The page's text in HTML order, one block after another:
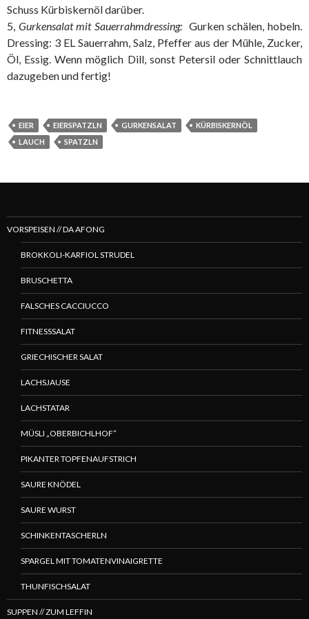
Schuss Kürbiskernöl darüber.
5, Gurkensalat mit Sauerrahmdressing: Gurken schälen, hobeln.
Dressing: 3 EL Sauerrahm, Salz, Pfeffer aus der Mühle, Zucker,
Öl, Essig. Wenn möglich Dill, sonst Petersil oder Schnittlauch
dazugeben und fertig!
EIER EIERSPATZLN GURKENSALAT
KÜRBISKERNÖL
LAUCH
SPATZLN
VORSPEISEN // DA AFONG
BROKKOLI-KARFIOL STRUDEL
BRUSCHETTA
FALSCHES CACCIUCCO
FITNESSSALAT
GRIECHISCHER SALAT
LACHSJAUSE
LACHSTATAR
MÜSLI „OBERBICHLHOF“
PIKANTER TOPFENAUFSTRICH
SAURE KNÖDEL
SAURE WURST
SCHINKENTASCHERLN
SPARGEL MIT TOMATENVINAIGRETTE
THUNFISCHSALAT
SUPPEN // ZUM LEFFIN